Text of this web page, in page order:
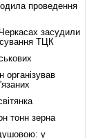
проведення
засудили
ТЦК
тонн зерна
у